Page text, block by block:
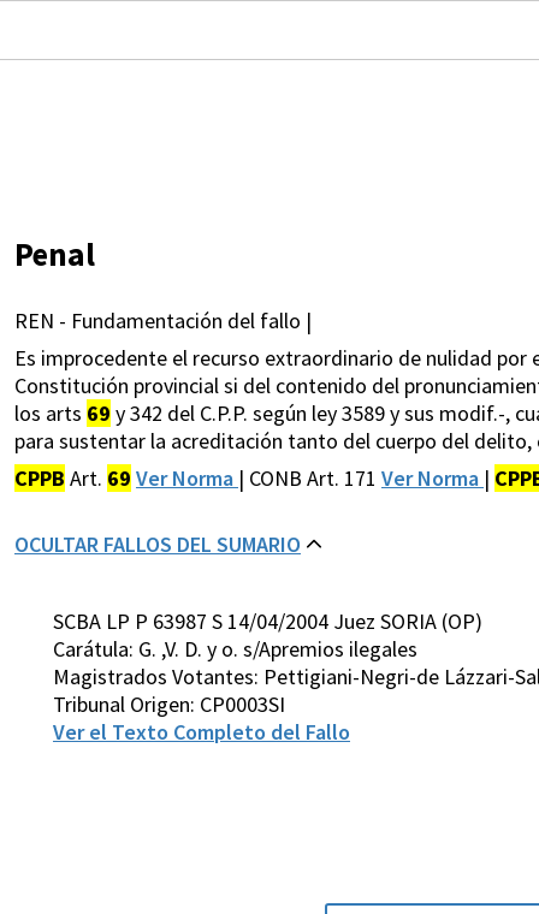
Penal
REN - Fundamentación del fallo |
Es improcedente el recurso extraordinario de nulidad por
Constitución provincial si del contenido del
los arts 69 y 342 del C.P.P. según ley 3589 y sus modif.-,
para sustentar la acreditación tanto del cuerpo del
CPPB Art. 69 Ver Norma | CONB Art. 171 Ver Norma |
OCULTAR FALLOS DEL SUMARIO
SCBA LP P 63987 S 14/04/2004 Juez SORIA (OP)
Carátula: G. ,V. D. y o. s/Apremios ilegales
Magistrados Votantes: Pettigiani-Negri-de Lázzari-
Tribunal Origen: CP0003SI
Ver el Texto Completo del Fallo